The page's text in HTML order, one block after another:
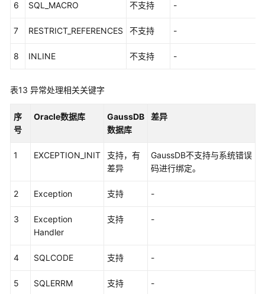
6 SQL_MACRO 不支持 -
7 RESTRICT_REFERENCES 不支持 -
8 INLINE 不支持 -
表13 异常处理相关关键字
序
号
Oracle数据库
GaussDB
数据库
差异
1 EXCEPTION_INIT
支持，有
差异
GaussDB不支持与系统错误
码进行绑定。
2 Exception 支持 -
3
Exception
Handler
支持 -
4 SQLCODE 支持 -
5 SQLERRM 支持 -